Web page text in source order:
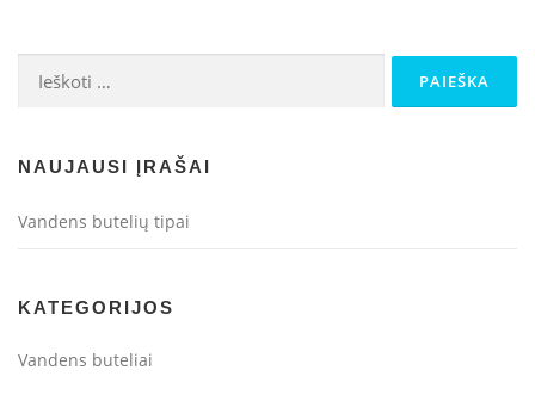
Ieškoti:
NAUJAUSI ĮRAŠAI
Vandens butelių tipai
KATEGORIJOS
Vandens buteliai